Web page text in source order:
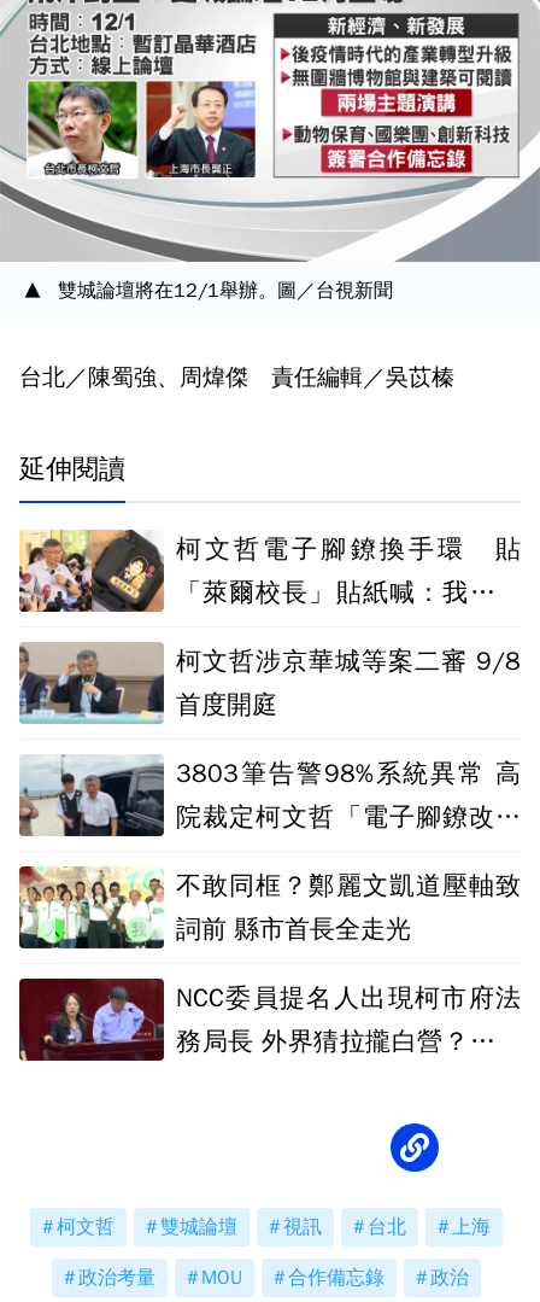
雙城論壇將在12/1舉辦。圖／台視新聞
台北／陳蜀強、周煒傑 責任編輯／吳苡榛
延伸閱讀
柯文哲電子腳鐐換手環 貼
「萊爾校長」貼紙喊：我又不
柯文哲涉京華城等案二審 9/8
首度開庭
3803筆告警98%系統異常 高
院裁定柯文哲「電子腳鐐改手
不敢同框？鄭麗文凱道壓軸致
詞前 縣市首長全走光
NCC委員提名人出現柯市府法
務局長 外界猜拉攏白營？民眾
柯文哲 雙城論壇 視訊 台北 上海
政治考量 MOU 合作備忘錄 政治